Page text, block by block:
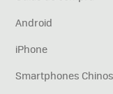
Android
iPhone
Smartphones Chinos